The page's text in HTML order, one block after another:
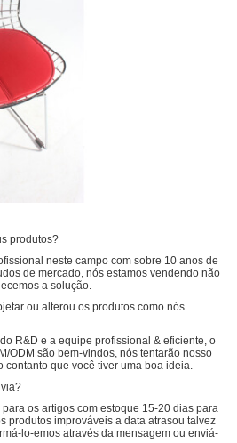
produtos?
neste campo com sobre 10 anos de
de mercado, nós estamos vendendo não
a solução.
ou alterou os produtos como nós
R&D e a equipe profissional & eficiente, o
ODM são bem-vindos, nós tentarão nosso
contanto que você tiver uma boa ideia.
os artigos com estoque 15-20 dias para
produtos improváveis a data atrasou talvez
lo-emos através da mensagem ou enviá-